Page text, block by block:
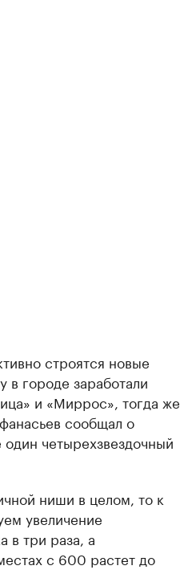
строятся новые
в городе заработали
и «Миррос», тогда же
сообщал о
четырехзвездочный
ниши в целом, то к
увеличение
в три раза, а
с 600 растет до